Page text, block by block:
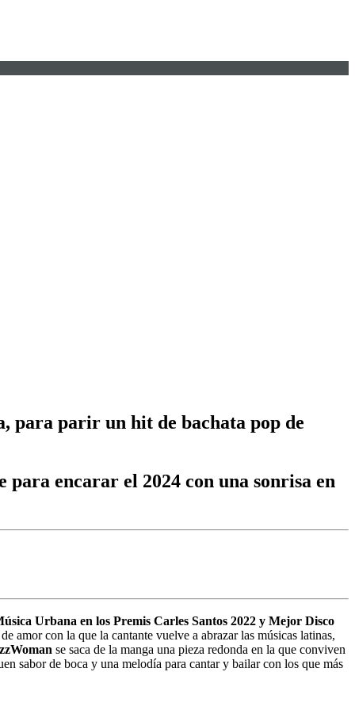
para parir un hit de bachata pop de
encarar el 2024 con una sonrisa en
Urbana en los Premis Carles Santos 2022 y Mejor Disco
amor con la que la cantante vuelve a abrazar las músicas latinas,
se saca de la manga una pieza redonda en la que conviven
sabor de boca y una melodía para cantar y bailar con los que más